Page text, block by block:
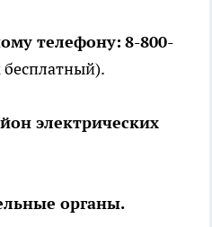
телефону: 8-800-
бесплатный).
электрических
органы.